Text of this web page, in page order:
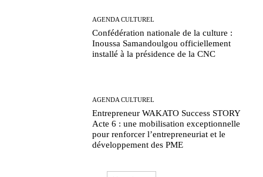
AGENDA CULTUREL
Confédération nationale de la culture :
Inoussa Samandoulgou officiellement
installé à la présidence de la CNC
AGENDA CULTUREL
Entrepreneur WAKATO Success STORY
Acte 6 : une mobilisation exceptionnelle
pour renforcer l’entrepreneuriat et le
développement des PME